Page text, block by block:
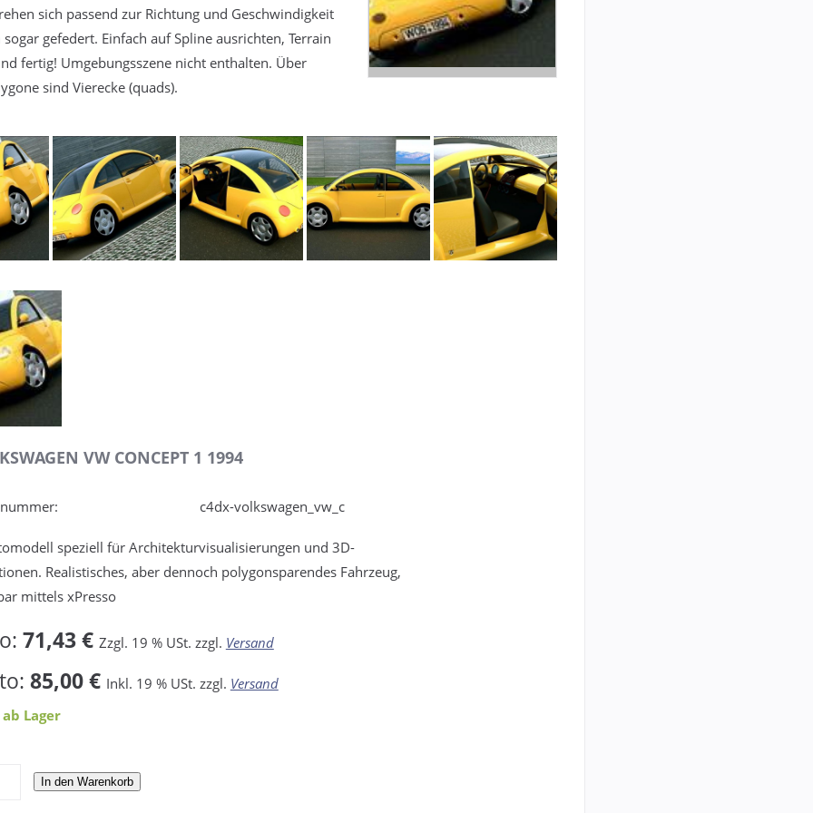
sich passend zur Richtung und Geschwindigkeit
gefedert. Einfach auf Spline ausrichten, Terrain
fertig! Umgebungsszene nicht enthalten. Über
sind Vierecke (quads).
VW CONCEPT 1 1994
c4dx-volkswagen_vw_c
speziell für Architekturvisualisierungen und 3D-
Realistisches, aber dennoch polygonsparendes Fahrzeug,
mittels xPresso
71,43 € Zzgl. 19 % USt. zzgl. Versand
85,00 € Inkl. 19 % USt. zzgl. Versand
Lager
In den Warenkorb